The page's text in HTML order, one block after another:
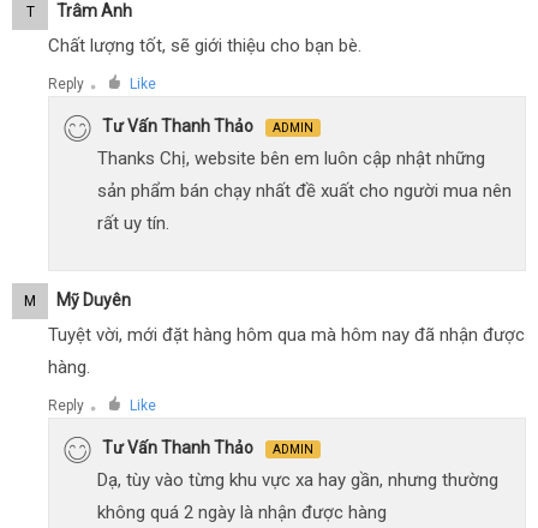
T Trâm Anh
Chất lượng tốt, sẽ giới thiệu cho bạn bè.
Reply ● Like
Tư Vấn Thanh Thảo ADMIN
Thanks Chị, website bên em luôn cập nhật những
sản phẩm bán chạy nhất đề xuất cho người mua nên
rất uy tín.
M Mỹ Duyên
Tuyệt vời, mới đặt hàng hôm qua mà hôm nay đã nhận được
hàng.
Reply ● Like
Tư Vấn Thanh Thảo ADMIN
Dạ, tùy vào từng khu vực xa hay gần, nhưng thường
không quá 2 ngày là nhận được hàng